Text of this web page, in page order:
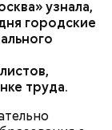
узнала,
городские
труда.
полностью
колледжей, в
будут